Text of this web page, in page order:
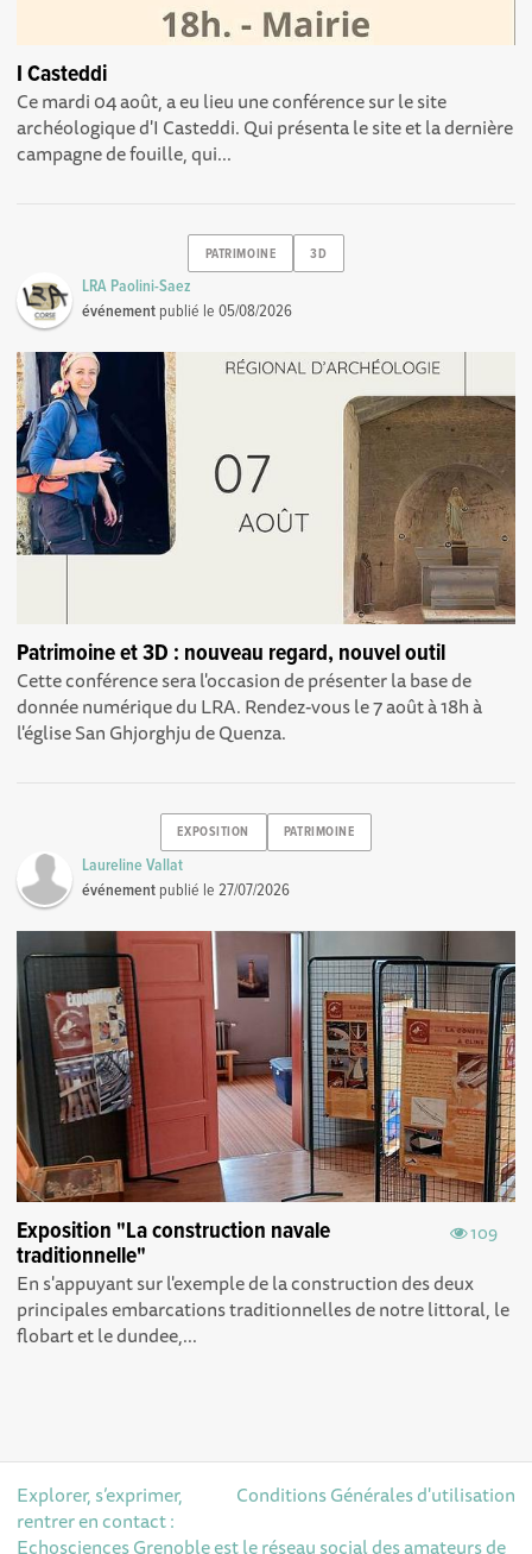
I Casteddi
Ce mardi 04 août, a eu lieu une conférence sur le site
archéologique d'I Casteddi. Qui présenta le site et la dernière
campagne de fouille, qui...
PATRIMOINE 3D
LRA Paolini-Saez
événement publié le05/08/2026
Patrimoine et 3D : nouveau regard, nouvel outil
Cette conférence sera l'occasion de présenter la base de
donnée numérique du LRA. Rendez-vous le 7 août à 18h à
l'église San Ghjorghju de Quenza.
EXPOSITION PATRIMOINE
Laureline Vallat
événement publié le27/07/2026
109
Exposition "La construction navale
traditionnelle"
En s'appuyant sur l'exemple de la construction des deux
principales embarcations traditionnelles de notre littoral, le
flobart et le dundee,...
Conditions Générales d'utilisation
Explorer, s’exprimer,
rentrer en contact :
Echosciences Grenoble est le réseau social des amateurs de